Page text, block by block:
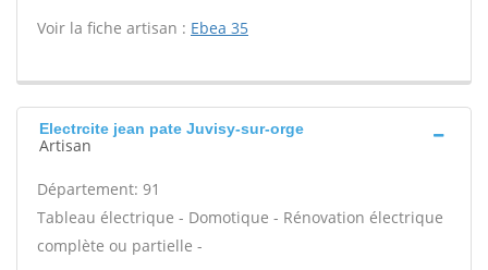
Voir la fiche artisan : Ebea 35
Electrcite jean pate Juvisy-sur-orge
Artisan
Département: 91
Tableau électrique - Domotique - Rénovation électrique
complète ou partielle -